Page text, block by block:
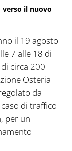
verso il nuovo
il 19 agosto
7 alle 18 di
circa 200
Osteria
da
di traffico
per un